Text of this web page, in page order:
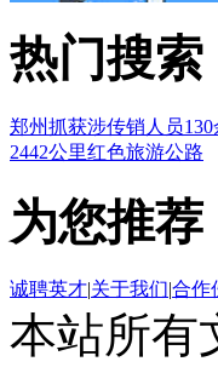
热门搜索
郑州抓获涉传销人员130
2442公里红色旅游公路
为您推荐
诚聘英才|关于我们|合作
本站所有